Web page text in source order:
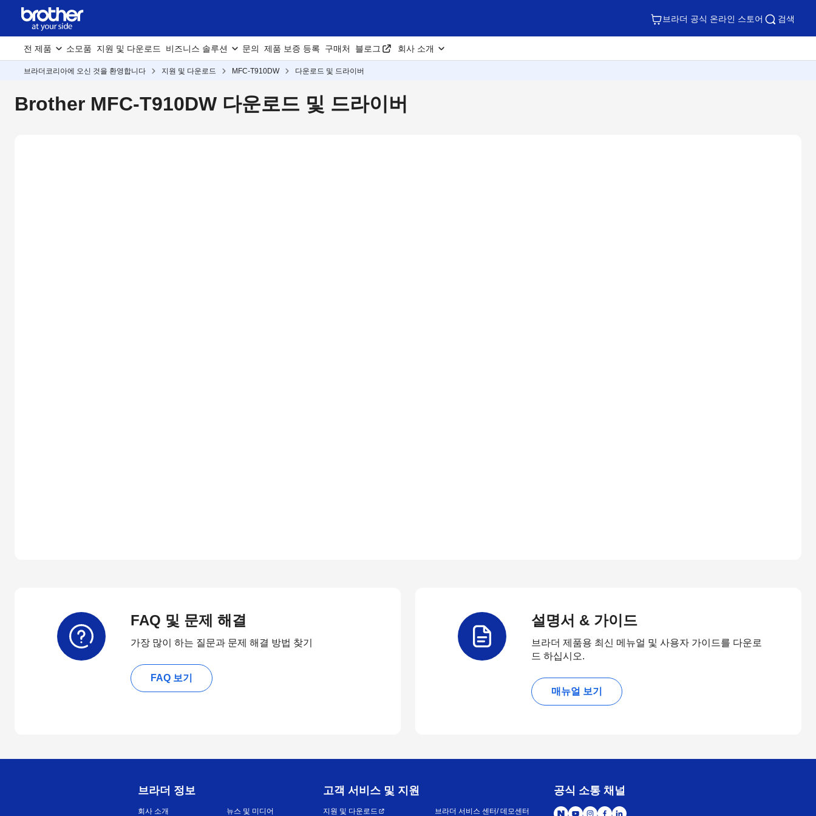
브라더 공식 온라인 스토어 검색
전 제품 소모품 지원 및 다운로드 비즈니스 솔루션 문의 제품 보증 등록 구매처 블로그 회사 소개
브라더코리아에 오신 것을 환영합니다 지원 및 다운로드 MFC-T910DW 다운로드 및 드라이버
Brother MFC-T910DW 다운로드 및 드라이버
FAQ 및 문제 해결
가장 많이 하는 질문과 문제 해결 방법 찾기
FAQ 보기
설명서 & 가이드
브라더 제품용 최신 메뉴얼 및 사용자 가이드를 다운로
드 하십시오.
매뉴얼 보기
브라더 정보
회사 소개 뉴스 및 미디어
고객 서비스 및 지원
지원 및 다운로드 브라더 서비스 센터/ 데모센터
공식 소통 채널